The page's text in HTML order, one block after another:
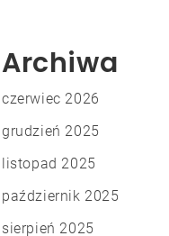
Archiwa
czerwiec 2026
grudzień 2025
listopad 2025
październik 2025
sierpień 2025